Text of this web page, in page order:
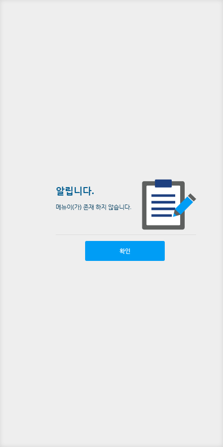
알립니다.
메뉴이(가) 존재 하지 않습니다.